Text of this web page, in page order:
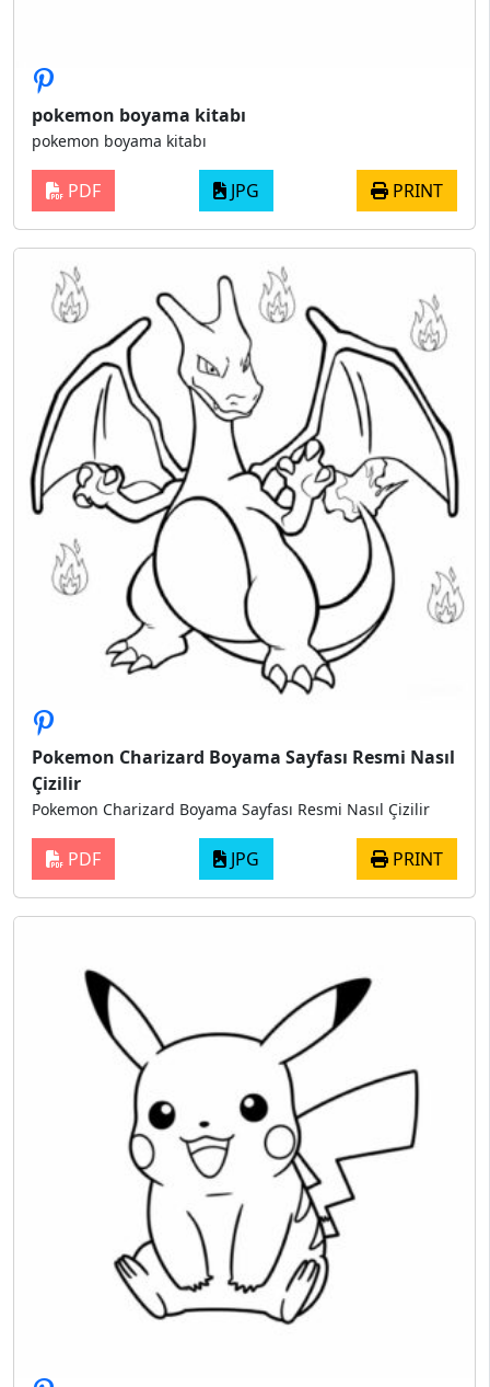
pokemon boyama kitabı
pokemon boyama kitabı
PDF JPG PRINT
Pokemon Charizard Boyama Sayfası Resmi Nasıl
Çizilir
Pokemon Charizard Boyama Sayfası Resmi Nasıl Çizilir
PDF JPG PRINT